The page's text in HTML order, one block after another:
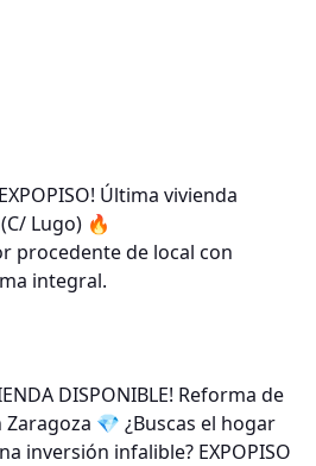
Última vivienda
Lugo) 🔥
procedente de local con
integral.